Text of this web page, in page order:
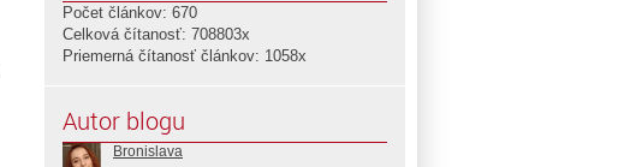
Počet článkov: 670
Celková čítanosť: 708803x
Priemerná čítanosť článkov: 1058x
Autor blogu
Bronislava